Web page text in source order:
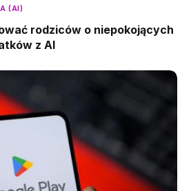
(AI)
rodziców o niepokojących
z AI